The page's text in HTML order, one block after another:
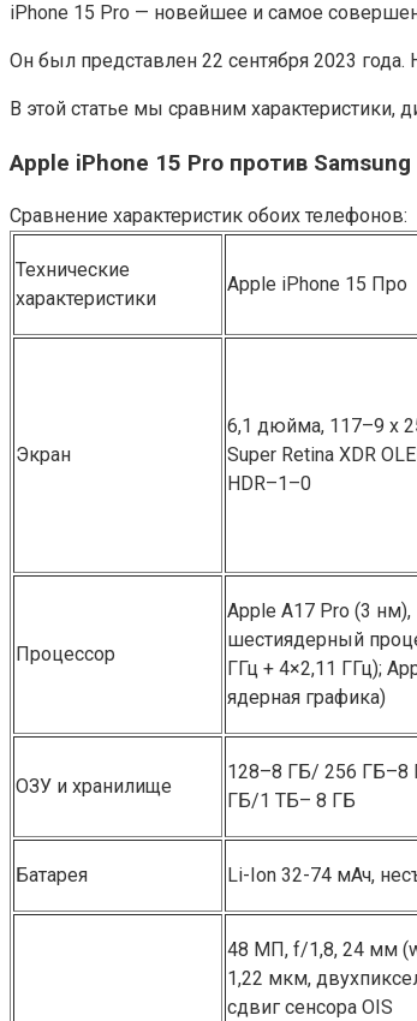
iPhone 15 Pro — новейшее и самое
Он был представлен 22 сентября 2023
В этой статье мы сравним характеристики,
Apple iPhone 15 Pro против
Сравнение характеристик обоих телефонов:
Технические
характеристики
Apple i͏P͏hone 15 Про
Экран
6,1 дюйма, 117–9 x
Super R͏etina XDR
HDR–1–0
Процессор
Apple A17 Pro (3 нм),
шестиядерный
ГГц + 4×2,11 ГГц);
ядерная графика)
ОЗУ и хранилище
128–8 ГБ/ 256 ГБ–8
ГБ/1 ТБ– 8 ГБ͏
Батарея Li-Ion 32-74 мАч,
48 МП, f/1,8, 24 мм
1,22 мкм,
сдвиг сенсора O͏IS